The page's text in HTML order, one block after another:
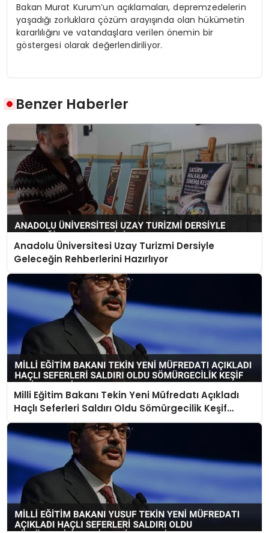
Bakan Murat Kurum’un açıklamaları, depremzedelerin
yaşadığı zorluklara çözüm arayışında olan hükümetin
kararlılığını ve vatandaşlara verilen önemin bir
göstergesi olarak değerlendiriliyor.
Benzer Haberler
Anadolu Üniversitesi Uzay Turizmi Dersiyle
Geleceğin Rehberlerini Hazırlıyor
Milli Eğitim Bakanı Tekin Yeni Müfredatı Açıkladı
Haçlı Seferleri Saldırı Oldu Sömürgecilik Keşif
Yerine Geçti